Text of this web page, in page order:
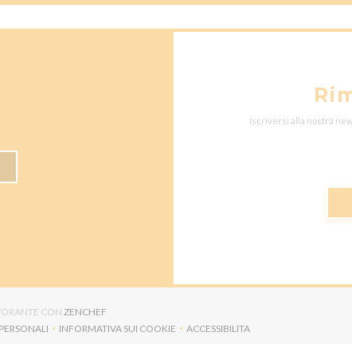
Iscriversi alla nostra
CONZENCHEF
NUOVA FINESTRA))
INFORMATIVA SUI COOKIE
((APRE UNA NUOVA FINESTRA))
ACCESSIBILITA
((APRE UNA NUOVA FINESTRA))